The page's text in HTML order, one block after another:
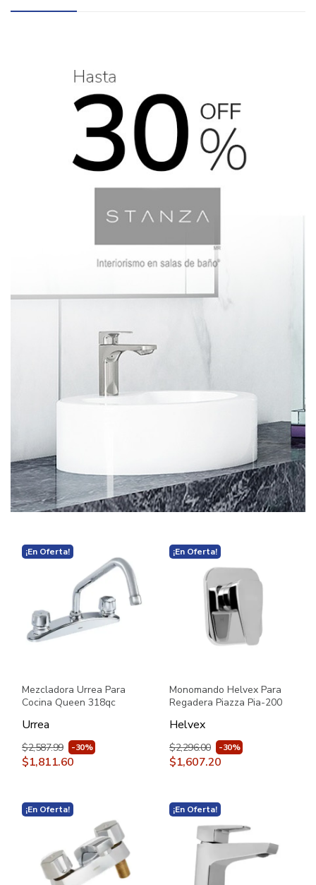
¡En Oferta!
Mezcladora Urrea Para
Cocina Queen 318qc
Urrea
$2,587.99 -30%
$1,811.60
¡En Oferta!
¡En Oferta!
Monomando Helvex Para
Regadera Piazza Pia-200
Helvex
$2,296.00 -30%
$1,607.20
¡En Oferta!